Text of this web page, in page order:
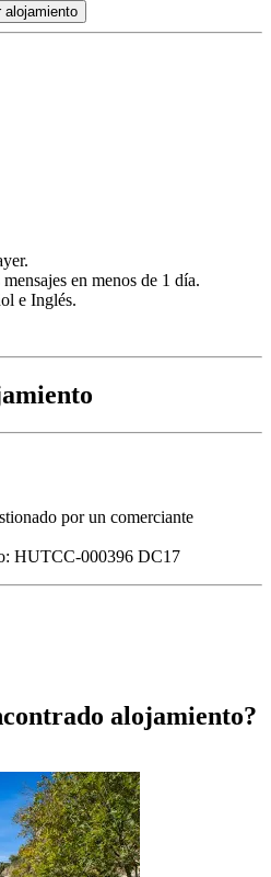
alojamiento
en menos de 1 día.
e Inglés.
por un comerciante
HUTCC-000396 DC17
alojamiento?